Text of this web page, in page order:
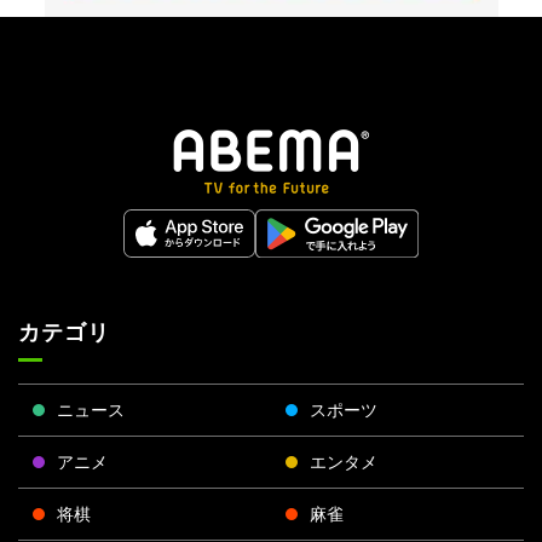
カテゴリ
ニュース スポーツ
アニメ エンタメ
将棋 麻雀